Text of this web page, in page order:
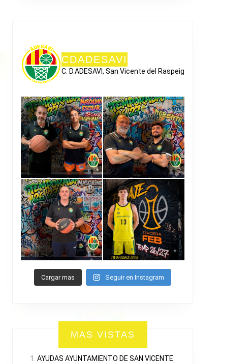
CDADESAVI
C. D.ADESAVI, San Vicente del Raspeig
Cargar mas Seguir en Instagram
MAS VISTAS
AYUDAS AYUNTAMIENTO DE SAN VICENTE